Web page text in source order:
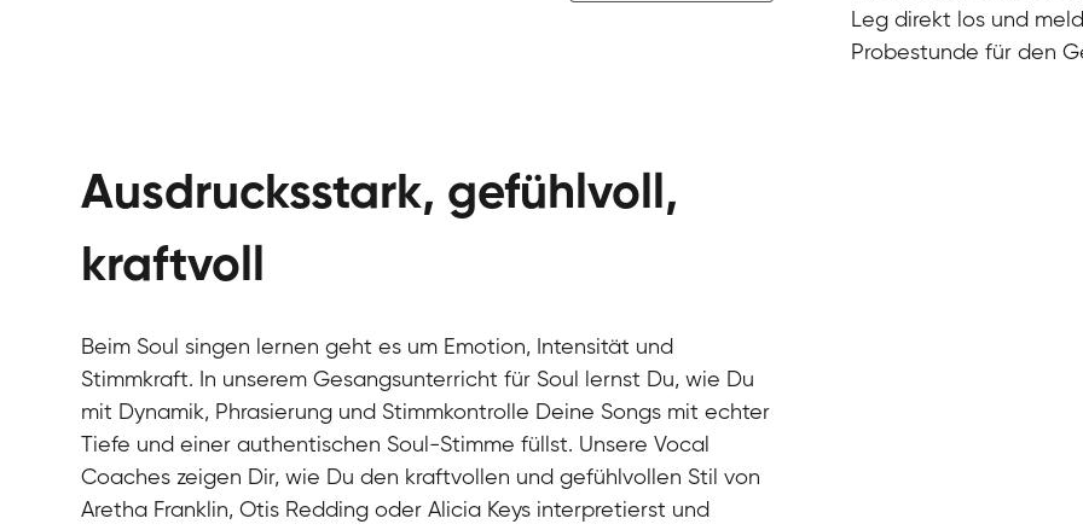
Leg direkt los und
Probestunde für den
Ausdrucksstark, gefühlvoll,
kraftvoll
Beim Soul singen lernen geht es um Emotion, Intensität und
Stimmkraft. In unserem Gesangsunterricht für Soul lernst Du, wie Du
mit Dynamik, Phrasierung und Stimmkontrolle Deine Songs mit echter
Tiefe und einer authentischen Soul-Stimme füllst. Unsere Vocal
Coaches zeigen Dir, wie Du den kraftvollen und gefühlvollen Stil von
Aretha Franklin, Otis Redding oder Alicia Keys interpretierst und